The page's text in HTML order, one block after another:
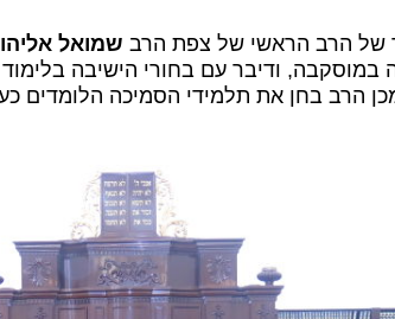
של הרב הראשי של צפת הרב שמואל אליהו
במוסקבה, ודיבר עם בחורי הישיבה
הרב בחן את תלמידי הסמיכה הלומדים